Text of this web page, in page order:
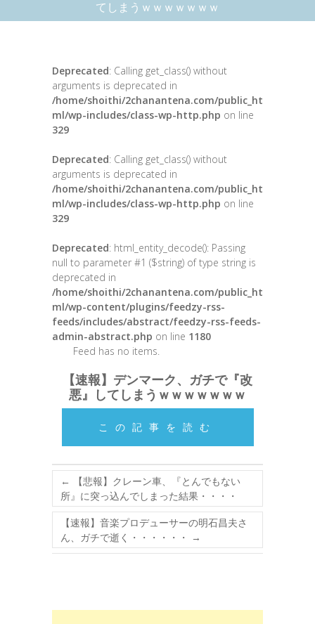
てしまうｗｗｗｗｗｗｗ
Deprecated: Calling get_class() without
arguments is deprecated in
/home/shoithi/2chanantena.com/public_ht
ml/wp-includes/class-wp-http.php on line
329
Deprecated: Calling get_class() without
arguments is deprecated in
/home/shoithi/2chanantena.com/public_ht
ml/wp-includes/class-wp-http.php on line
329
Deprecated: html_entity_decode(): Passing
null to parameter #1 ($string) of type string is
deprecated in
/home/shoithi/2chanantena.com/public_ht
ml/wp-content/plugins/feedzy-rss-
feeds/includes/abstract/feedzy-rss-feeds-
admin-abstract.php on line 1180
Feed has no items.
【速報】デンマーク、ガチで『改
悪』してしまうｗｗｗｗｗｗｗ
この記事を読む
←
【悲報】クレーン車、『とんでもない
所』に突っ込んでしまった結果・・・・
【速報】音楽プロデューサーの明石昌夫さ
ん、ガチで逝く・・・・・・
→